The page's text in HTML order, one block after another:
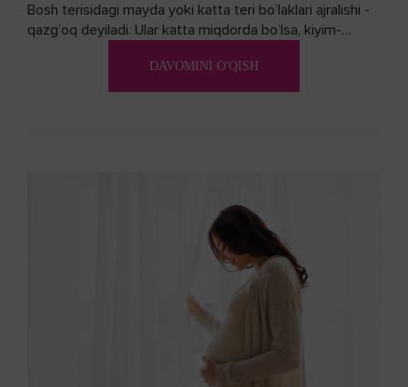
Bosh terisidagi mayda yoki katta teri bo’laklari ajralishi -
qazg’oq deyiladi. Ular katta miqdorda bo’lsa, kiyim-
DAVOMINI O'QISH